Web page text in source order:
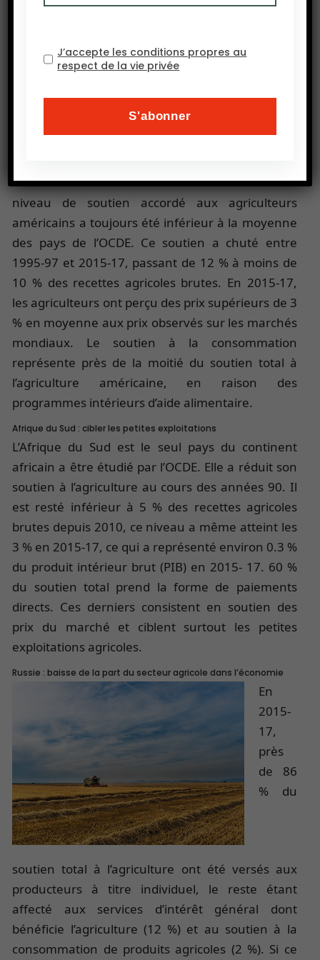
niveau de soutien accordé aux agriculteurs
américains a toujours été inférieur à la moyenne
des pays de l’OCDE. Ce soutien a chuté entre
1995-97 et 2015-17, passant de 12 % à moins de
10 % des recettes agricoles brutes. En 2015-17,
les agriculteurs ont perçu des prix supérieurs de 3
% en moyenne aux prix observés sur les marchés
mondiaux. Le soutien à la consommation
représente près de la moitié du soutien total à
l’agriculture américaine, en raison des
programmes intérieurs d’aide alimentaire.
Afrique du Sud : cibler les petites exploitations
L’Afrique du Sud est le seul pays du continent
africain a être étudié par l’OCDE. Elle a réduit son
soutien à l’agriculture au cours des années 90. Il
est resté inférieur à 5 % des recettes agricoles
brutes depuis 2010, ce niveau a même atteint les
3 % en 2015-17, ce qui a représenté environ 0.3 %
du produit intérieur brut (PIB) en 2015- 17. 60 %
du soutien total prend la forme de paiements
directs. Ces derniers consistent en soutien des
prix du marché et ciblent surtout les petites
exploitations agricoles.
Russie : baisse de la part du secteur agricole dans l’économie
En
2015-
17,
près
de 86
% du
soutien total à l’agriculture ont été versés aux
producteurs à titre individuel, le reste étant
affecté aux services d’intérêt général dont
bénéficie l’agriculture (12 %) et au soutien à la
consommation de produits agricoles (2 %). Si ce
J’accepte les conditions propres au
respect de la vie privée